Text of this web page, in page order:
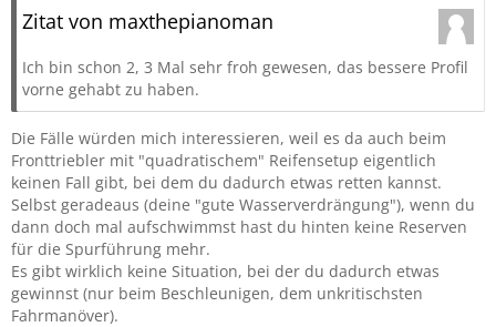
Zitat von maxthepianoman
Ich bin schon 2, 3 Mal sehr froh gewesen, das bessere Profil
vorne gehabt zu haben.
Die Fälle würden mich interessieren, weil es da auch beim
Fronttriebler mit "quadratischem" Reifensetup eigentlich
keinen Fall gibt, bei dem du dadurch etwas retten kannst.
Selbst geradeaus (deine "gute Wasserverdrängung"), wenn du
dann doch mal aufschwimmst hast du hinten keine Reserven
für die Spurführung mehr.
Es gibt wirklich keine Situation, bei der du dadurch etwas
gewinnst (nur beim Beschleunigen, dem unkritischsten
Fahrmanöver).